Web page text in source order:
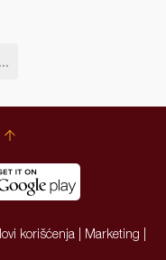
korišćenja Marketing